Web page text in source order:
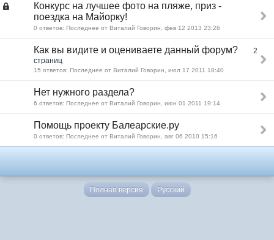
Конкурс на лучшее фото на пляже, приз -
поездка на Майорку!
0 ответов: Последнее от Виталий Говорин, фев 12 2013 23:26
Как вы видите и оцениваете данный форум?
2
страниц
15 ответов: Последнее от Виталий Говорин, июл 17 2011 18:40
Нет нужного раздела?
6 ответов: Последнее от Виталий Говорин, июн 01 2011 19:14
Помощь проекту Балеарские.ру
0 ответов: Последнее от Виталий Говорин, авг 06 2010 15:16
Полная версия Русский